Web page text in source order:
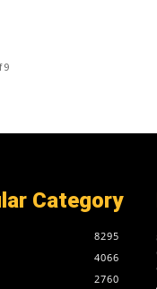
9
Category
8295
4066
2760